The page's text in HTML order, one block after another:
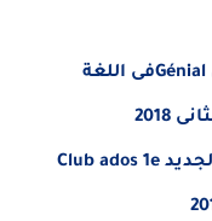
Génialفى اللغة
Club ados 1e